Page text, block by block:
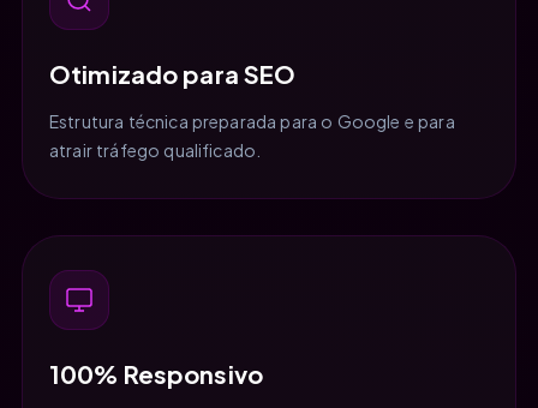
Otimizado para SEO
Estrutura técnica preparada para o Google e para
atrair tráfego qualificado.
100% Responsivo